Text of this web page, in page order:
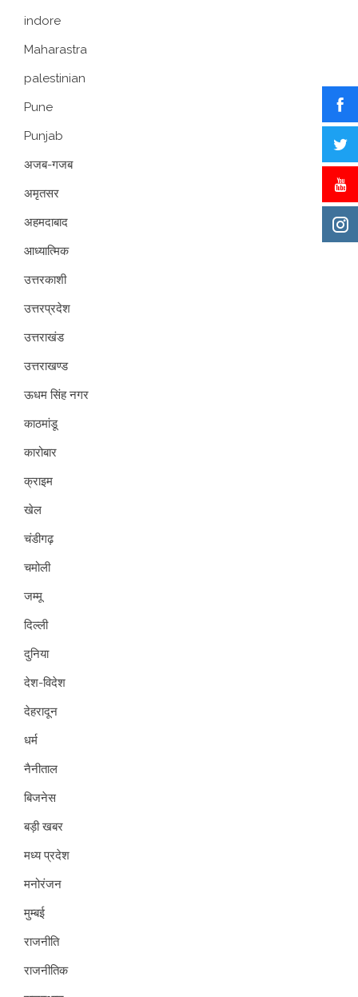
indore
Maharastra
palestinian
Pune
Punjab
अजब-गजब
अमृतसर
अहमदाबाद
आध्यात्मिक
उत्तरकाशी
उत्तरप्रदेश
उत्तराखंड
उत्तराखण्ड
ऊधम सिंह नगर
काठमांडू
कारोबार
क्राइम
खेल
चंडीगढ़
चमोली
जम्मू
दिल्ली
दुनिया
देश-विदेश
देहरादून
धर्म
नैनीताल
बिजनेस
बड़ी खबर
मध्य प्रदेश
मनोरंजन
मुम्बई
राजनीति
राजनीतिक